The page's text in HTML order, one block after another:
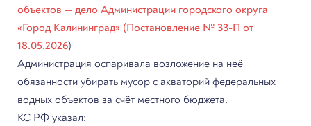
объектов — дело Администрации городского округа
«Город Калининград» (Постановление № 33-П от
18.05.2026)
Администрация оспаривала возложение на неё
обязанности убирать мусор с акваторий федеральных
водных объектов за счёт местного бюджета.
КС РФ указал: